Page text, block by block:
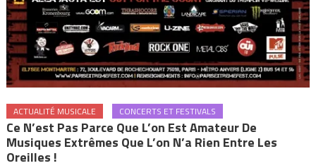
ACTUALITÉ MUSICALE CONCERTS ET FESTIVALS
Ce N’est Pas Parce Que L’on Est Amateur De
Musiques Extrêmes Que L’on N’a Rien Entre Les
Oreilles !